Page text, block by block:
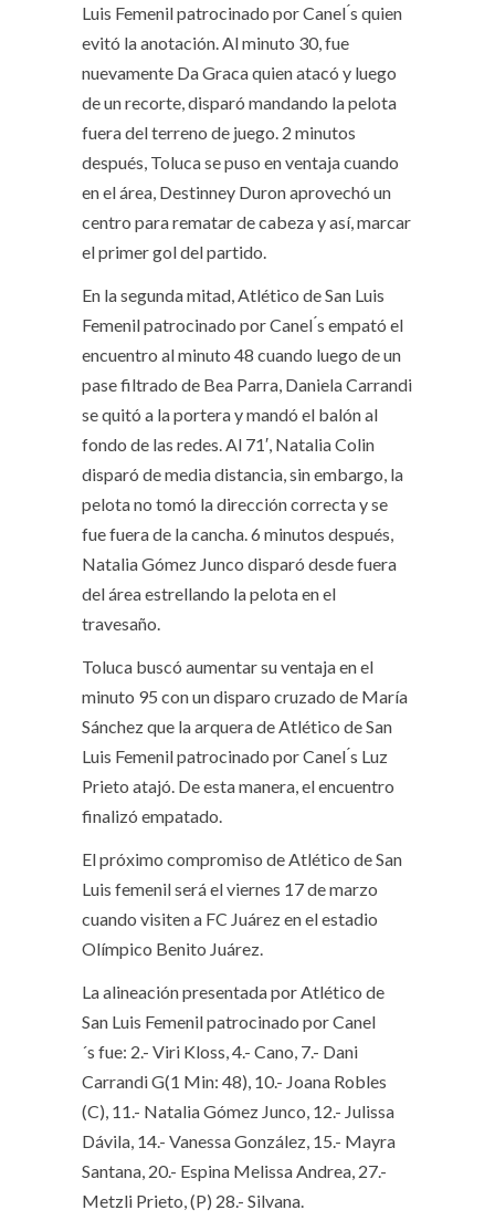
Luis Femenil patrocinado por Canel ́s quien
evitó la anotación. Al minuto 30, fue
nuevamente Da Graca quien atacó y luego
de un recorte, disparó mandando la pelota
fuera del terreno de juego. 2 minutos
después, Toluca se puso en ventaja cuando
en el área, Destinney Duron aprovechó un
centro para rematar de cabeza y así, marcar
el primer gol del partido.
En la segunda mitad, Atlético de San Luis
Femenil patrocinado por Canel ́s empató el
encuentro al minuto 48 cuando luego de un
pase filtrado de Bea Parra, Daniela Carrandi
se quitó a la portera y mandó el balón al
fondo de las redes. Al 71′, Natalia Colin
disparó de media distancia, sin embargo, la
pelota no tomó la dirección correcta y se
fue fuera de la cancha. 6 minutos después,
Natalia Gómez Junco disparó desde fuera
del área estrellando la pelota en el
travesaño.
Toluca buscó aumentar su ventaja en el
minuto 95 con un disparo cruzado de María
Sánchez que la arquera de Atlético de San
Luis Femenil patrocinado por Canel ́s Luz
Prieto atajó. De esta manera, el encuentro
finalizó empatado.
El próximo compromiso de Atlético de San
Luis femenil será el viernes 17 de marzo
cuando visiten a FC Juárez en el estadio
Olímpico Benito Juárez.
La alineación presentada por Atlético de
San Luis Femenil patrocinado por Canel
´s fue: 2.- Viri Kloss, 4.- Cano, 7.- Dani
Carrandi G(1 Min: 48), 10.- Joana Robles
(C), 11.- Natalia Gómez Junco, 12.- Julissa
Dávila, 14.- Vanessa González, 15.- Mayra
Santana, 20.- Espina Melissa Andrea, 27.-
Metzli Prieto, (P) 28.- Silvana.